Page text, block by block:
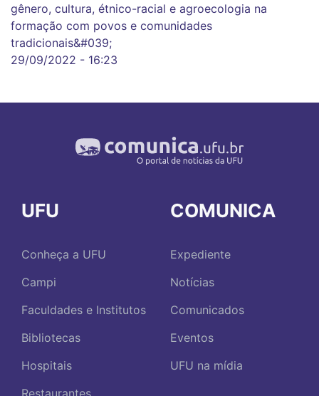
gênero, cultura, étnico-racial e agroecologia na
formação com povos e comunidades
tradicionais&#039;
29/09/2022 - 16:23
UFU
Conheça a UFU
Campi
Faculdades e Institutos
Bibliotecas
Hospitais
COMUNICA
Expediente
Notícias
Comunicados
Eventos
UFU na mídia